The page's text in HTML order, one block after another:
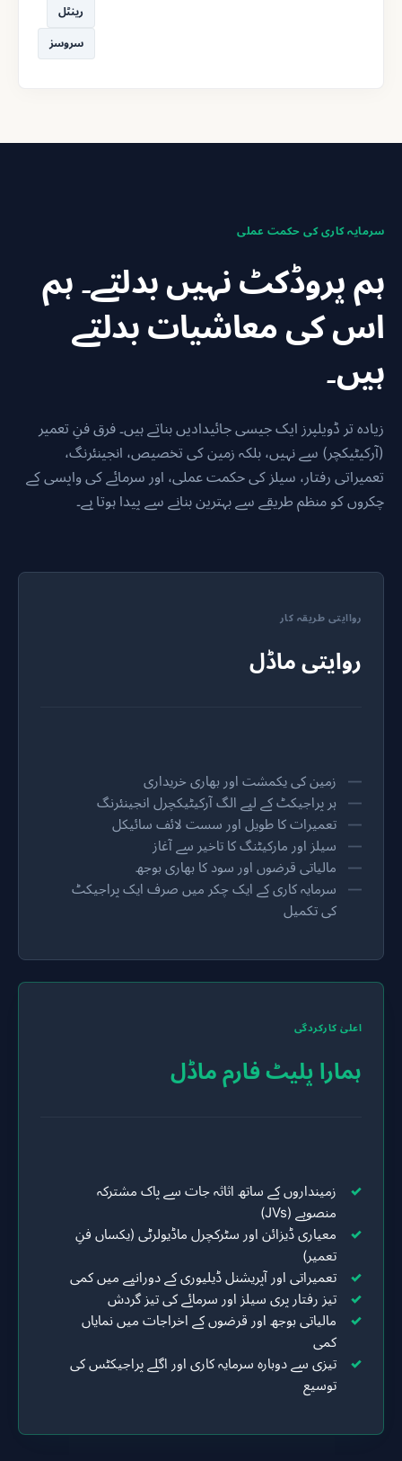
رینٹل
سروسز
سرمایہ کاری کی حکمت عملی
ہم پروڈکٹ نہیں بدلتے۔ ہم
اس کی معاشیات بدلتے
ہیں۔
زیادہ تر ڈویلپرز ایک جیسی جائیدادیں بناتے ہیں۔ فرق فنِ تعمیر
(آرکیٹیکچر) سے نہیں، بلکہ زمین کی تخصیص، انجینئرنگ،
تعمیراتی رفتار، سیلز کی حکمت عملی، اور سرمائے کی واپسی کے
چکروں کو منظم طریقے سے بہترین بنانے سے پیدا ہوتا ہے۔
رواایتی طریقہ کار
روایتی ماڈل
زمین کی یکمشت اور بھاری خریداری
ہر پراجیکٹ کے لیے الگ آرکیٹیکچرل انجینئرنگ
تعمیرات کا طویل اور سست لائف سائیکل
سیلز اور مارکیٹنگ کا تاخیر سے آغاز
مالیاتی قرضوں اور سود کا بھاری بوجھ
سرمایہ کاری کے ایک چکر میں صرف ایک پراجیکٹ
کی تکمیل
اعلیٰ کارکردگی
ہمارا پلیٹ فارم ماڈل
زمینداروں کے ساتھ اثاثہ جات سے پاک مشترکہ
منصوبے (JVs)
معیاری ڈیزائن اور سٹرکچرل ماڈیولرٹی (یکساں فنِ
تعمیر)
تعمیراتی اور آپریشنل ڈیلیوری کے دورانیے میں کمی
تیز رفتار پری سیلز اور سرمائے کی تیز گردش
مالیاتی بوجھ اور قرضوں کے اخراجات میں نمایاں
کمی
تیزی سے دوبارہ سرمایہ کاری اور اگلے پراجیکٹس کی
توسیع